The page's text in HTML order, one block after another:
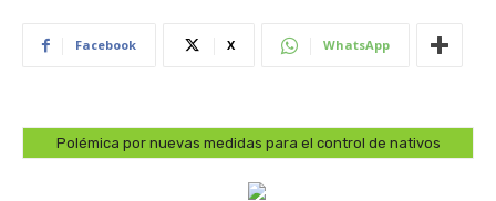
Facebook X WhatsApp
Polémica por nuevas medidas para el control de nativos